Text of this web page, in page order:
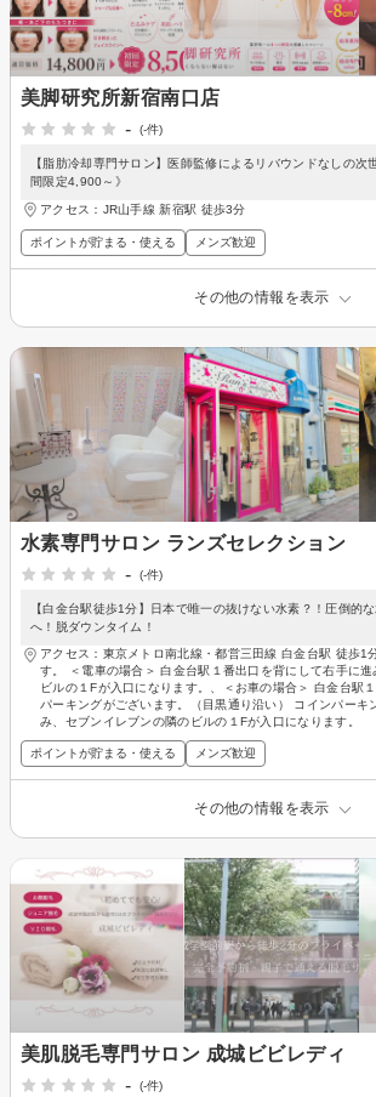
美脚研究所新宿南口店
-
(-件)
【脂肪冷却専門サロン】医師監修によるリバウンドなしの次
間限定4,900～》
アクセス：JR山手線 新宿駅 徒歩3分
ポイントが貯まる・使える メンズ歓迎
その他の情報を表示
水素専門サロン ランズセレクション
-
(-件)
【白金台駅徒歩1分】日本で唯一の抜けない水素？！圧倒的
へ！脱ダウンタイム！
アクセス：東京メトロ南北線・都営三田線 白金台駅 徒歩1
す。 ＜電車の場合＞ 白金台駅１番出口を背にして右手に
ビルの１Fが入口になります。、＜お車の場合＞ 白金台駅
パーキングがございます。（目黒通り沿い） コインパーキ
み、セブンイレブンの隣のビルの１Fが入口になります。
ポイントが貯まる・使える メンズ歓迎
その他の情報を表示
美肌脱毛専門サロン 成城ビビレディ
-
(-件)